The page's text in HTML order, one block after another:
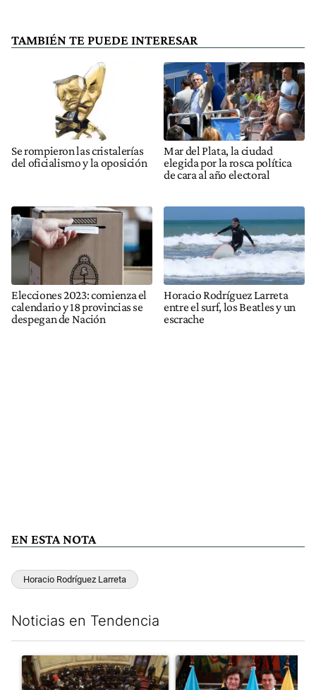
TAMBIÉN TE PUEDE INTERESAR
Se rompieron las cristalerías
del oficialismo y la oposición
Mar del Plata, la ciudad
elegida por la rosca política
de cara al año electoral
Elecciones 2023: comienza el
calendario y 18 provincias se
despegan de Nación
Horacio Rodríguez Larreta
entre el surf, los Beatles y un
escrache
EN ESTA NOTA
Horacio Rodríguez Larreta
Noticias en Tendencia
Un artículo de tendencia con el título "El Senado dio media
Un artículo de tendencia con